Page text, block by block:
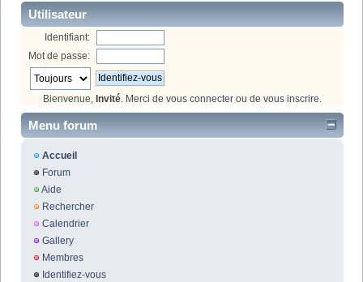
Utilisateur
Identifiant:
Mot de passe:
Bienvenue, Invité. Merci de vous connecter ou de vous inscrire.
Menu forum
Accueil
Forum
Aide
Rechercher
Calendrier
Gallery
Membres
Identifiez-vous